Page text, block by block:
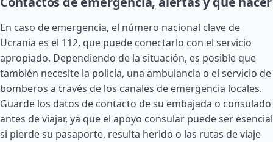
En caso de emergencia, el número nacional clave de
Ucrania es el 112, que puede conectarlo con el servicio
apropiado. Dependiendo de la situación, es posible que
también necesite la policía, una ambulancia o el servicio de
bomberos a través de los canales de emergencia locales.
Guarde los datos de contacto de su embajada o consulado
antes de viajar, ya que el apoyo consular puede ser esencial
si pierde su pasaporte, resulta herido o las rutas de viaje